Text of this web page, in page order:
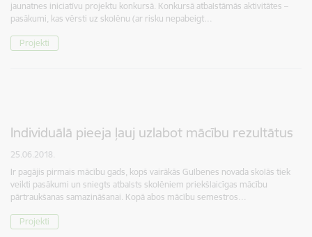
jaunatnes iniciatīvu projektu konkursā. Konkursā atbalstāmās aktivitātes –
pasākumi, kas vērsti uz skolēnu (ar risku nepabeigt…
Projekti
Individuālā pieeja ļauj uzlabot mācību rezultātus
25.06.2018.
Ir pagājis pirmais mācību gads, kopš vairākās Gulbenes novada skolās tiek
veikti pasākumi un sniegts atbalsts skolēniem priekšlaicīgas mācību
pārtraukšanas samazināšanai. Kopā abos mācību semestros…
Projekti